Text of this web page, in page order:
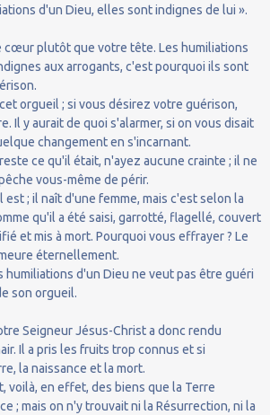
d'un Dieu, elles sont indignes de lui ».
cœur plutôt que votre tête. Les humiliations
aux arrogants, c'est pourquoi ils sont
orgueil ; si vous désirez votre guérison,
Il y aurait de quoi s'alarmer, si on vous disait
changement en s'incarnant.
ce qu'il était, n'ayez aucune crainte ; il ne
vous-même de périr.
est ; il naît d'une femme, mais c'est selon la
qu'il a été saisi, garrotté, flagellé, couvert
et mis à mort. Pourquoi vous effrayer ? Le
éternellement.
humiliations d'un Dieu ne veut pas être guéri
son orgueil.
Seigneur Jésus-Christ a donc rendu
Il a pris les fruits trop connus et si
la naissance et la mort.
voilà, en effet, des biens que la Terre
; mais on n'y trouvait ni la Résurrection, ni la